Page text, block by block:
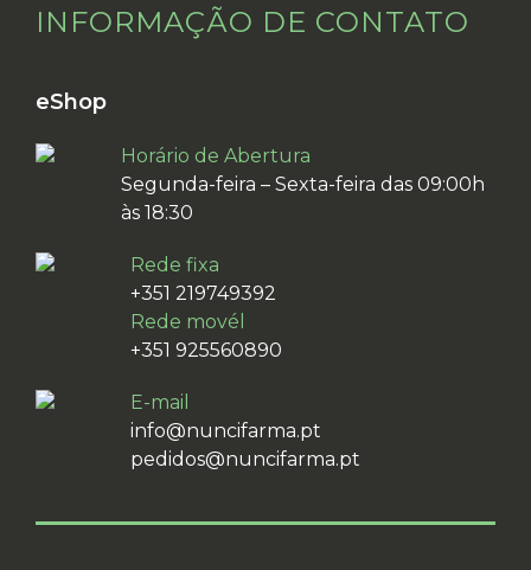
INFORMAÇÃO DE CONTATO
eShop
Horário de Abertura
Segunda-feira – Sexta-feira das 09:00h
às 18:30
Rede fixa
+351 219749392
Rede movél
+351 925560890
E-mail
info@nuncifarma.pt
pedidos@nuncifarma.pt